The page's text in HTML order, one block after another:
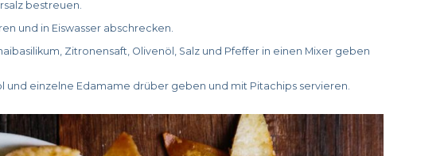
bestreuen.
und in Eiswasser abschrecken.
Zitronensaft, Olivenöl, Salz und Pfeffer in einen Mixer geben
und einzelne Edamame drüber geben und mit Pitachips servieren.